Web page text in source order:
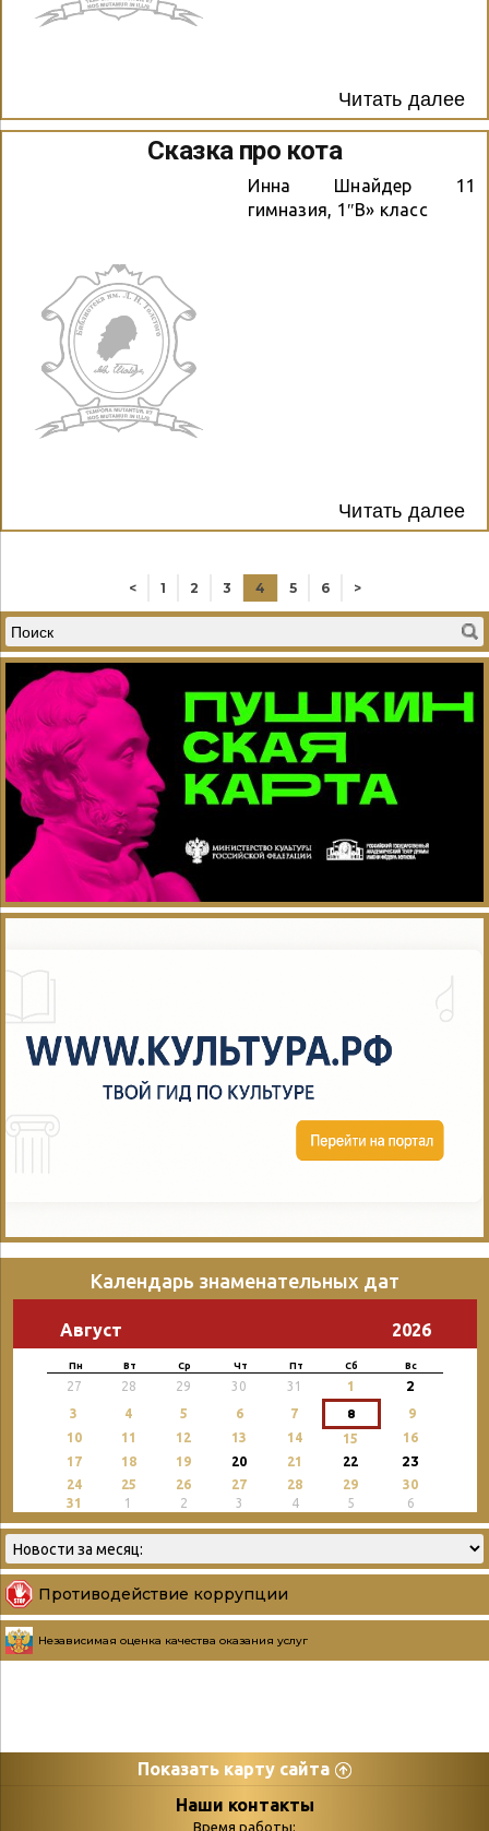
Читать далее
Сказка про кота
Инна Шнайдер 11
гимназия, 1″В» класс
Читать далее
< 1 2 3 4 5 6 >
Календарь знаменательных дат
Август 2026
Пн Вт Ср Чт Пт Сб Вс
27 28 29 30 31 1 2
3 4 5 6 7 8
9
10
11 12 13 14 15
16
17
18 19 20 21 22 23
24 25 26 27 28 29
30
31
1 2 3 4 5 6
Противодействие коррупции
Независимая оценка качества оказания услуг
Показать карту сайта
СтраницыНаши контакты
Время работы: